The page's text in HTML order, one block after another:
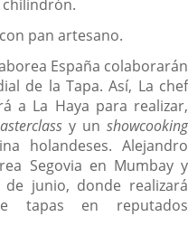
pan artesano.
España colaborarán
de la Tapa. Así, La chef
a La Haya para realizar,
y unshowcooking
holandeses. Alejandro
Segovia en Mumbay y
junio, donde realizará
tapas en reputados